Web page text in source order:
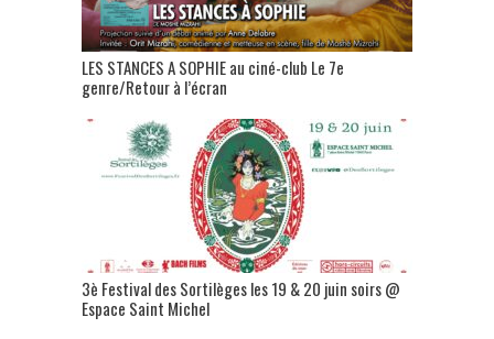
LES STANCES A SOPHIE au ciné-club Le 7e
genre/Retour à l’écran
3è Festival des Sortilèges les 19 & 20 juin soirs @
Espace Saint Michel